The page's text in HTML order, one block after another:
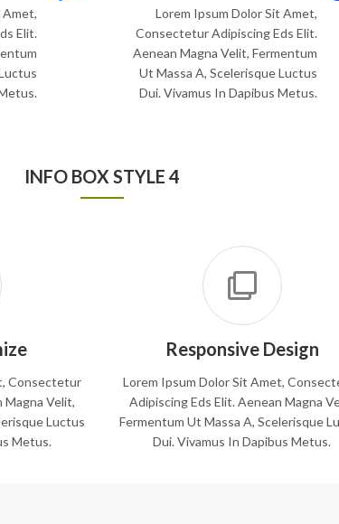
Amet,
Elit.
Lorem Ipsum Dolor Sit Amet,
Consectetur Adipiscing Eds Elit.
Aenean Magna Velit, Fermentum
Ut Massa A, Scelerisque Luctus
Dui. Vivamus In Dapibus Metus.
INFO BOX STYLE 4
Consectetur
Magna Velit,
Luctus
Metus.
Responsive Design
Lorem Ipsum Dolor Sit Amet,
Adipiscing Eds Elit. Aenean Magna
Fermentum Ut Massa A, Scelerisque
Dui. Vivamus In Dapibus Metus.